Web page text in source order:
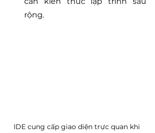
rộng.
IDE cung cấp giao diện trực quan khi